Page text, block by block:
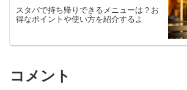
スタバで持ち帰りできるメニューは？お
得なポイントや使い方を紹介するよ
コメント